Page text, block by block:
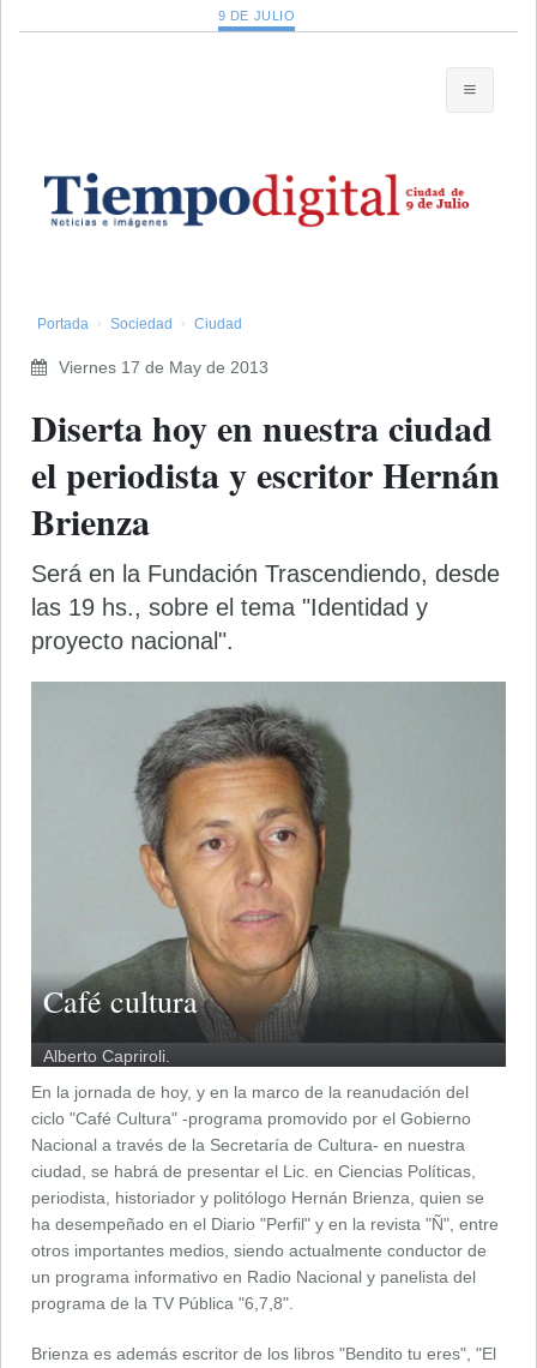
9 DE JULIO
Portada Sociedad Ciudad
Viernes 17 de May de 2013
Diserta hoy en nuestra ciudad
el periodista y escritor Hernán
Brienza
Será en la Fundación Trascendiendo, desde
las 19 hs., sobre el tema "Identidad y
proyecto nacional".
Café cultura
Alberto Capriroli.
En la jornada de hoy, y en la marco de la reanudación del
ciclo "Café Cultura" -programa promovido por el Gobierno
Nacional a través de la Secretaría de Cultura- en nuestra
ciudad, se habrá de presentar el Lic. en Ciencias Políticas,
periodista, historiador y politólogo Hernán Brienza, quien se
ha desempeñado en el Diario "Perfil" y en la revista "Ñ", entre
otros importantes medios, siendo actualmente conductor de
un programa informativo en Radio Nacional y panelista del
programa de la TV Pública "6,7,8".
Brienza es además escritor de los libros "Bendito tu eres", "El